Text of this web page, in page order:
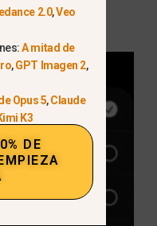
su Cameo:
2.0,Veo
A mitad de
,GPT Imagen 2,
Opus 5,Claude
K3
DE